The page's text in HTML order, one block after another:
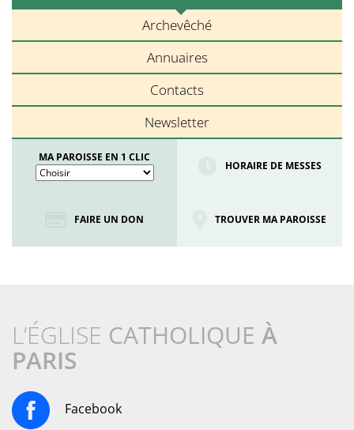
Archevêché
Annuaires
Contacts
Newsletter
MA PAROISSE EN 1 CLIC
HORAIRE DE MESSES
FAIRE UN DON TROUVER MA PAROISSE
L’ÉGLISE CATHOLIQUE À
PARIS
Facebook